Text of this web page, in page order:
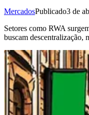
MercadosPublicado3 de
Setores como RWA
buscam descentralização,